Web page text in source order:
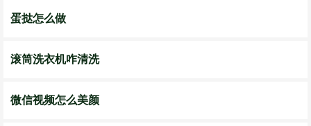
蛋挞怎么做
滚筒洗衣机咋清洗
微信视频怎么美颜